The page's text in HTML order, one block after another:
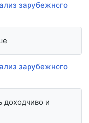
зарубежного
зарубежного
доходчиво и